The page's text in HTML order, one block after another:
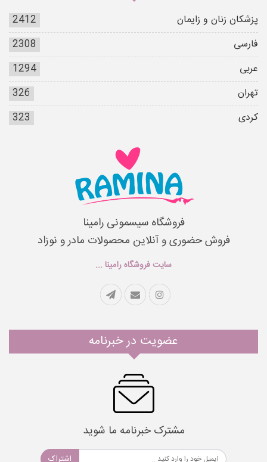
پزشکان زنان و زایمان
2412
فارسی
2308
عربی
1294
تهران
326
کردی
323
فروشگاه سیسمونی رامینا
فروش حضوری و آنلاین محصولات مادر و نوزاد
سایت فروشگاه رامینا ...
عضویت در خبرنامه
مشترک خبرنامه ما شوید
اشتراک